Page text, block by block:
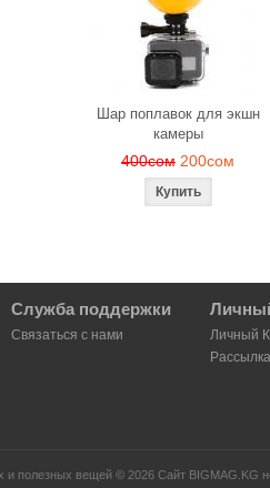
Шар поплавок для экшн
камеры
400сом 200сом
Служба поддержки
Связаться с нами
Личный
Рассылка
и полезных вещей © 2026 Сайт BIGMAG.KG